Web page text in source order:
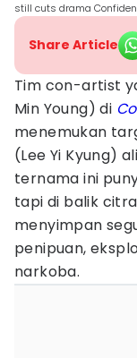
still cuts drama
Share Article
Tim con-artist
Min Young) di
menemukan
(Lee Yi Kyung)
ternama ini
tapi di balik
menyimpan
penipuan,
narkoba.